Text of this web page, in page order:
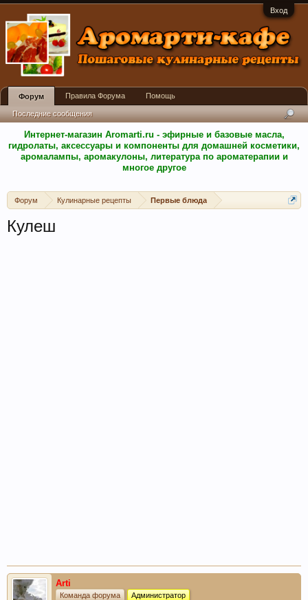
Вход
Интернет-магазин Aromarti.ru - эфирные и базовые масла,
гидролаты, аксессуары и компоненты для домашней косметики,
аромалампы, аромакулоны, литература по ароматерапии и
многое другое
Форум Кулинарные рецепты Первые блюда
Кулеш
Arti
Команда форума Администратор
Форум
Последние сообщения
Правила Форума Помощь